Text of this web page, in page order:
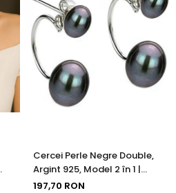
Cercei Perle Negre Double,
Argint 925, Model 2 în 1 |
KASKADDA®
197,70 RON